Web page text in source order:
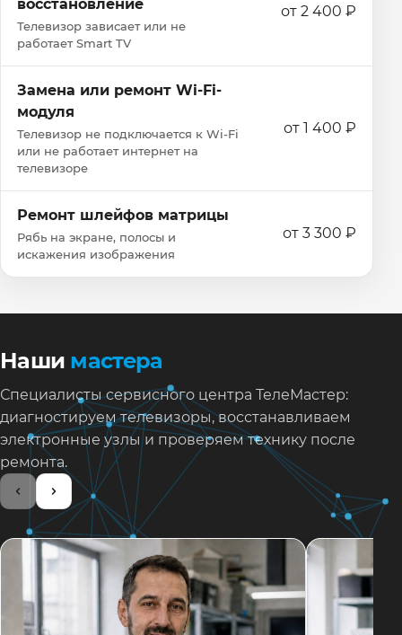
восстановление
Телевизор зависает или не
работает Smart TV
от 2 400 ₽
Замена или ремонт Wi‑Fi-
модуля
Телевизор не подключается к Wi‑Fi
или не работает интернет на
телевизоре
от 1 400 ₽
Ремонт шлейфов матрицы
Рябь на экране, полосы и
искажения изображения
от 3 300 ₽
Наши мастера
Специалисты сервисного центра ТелеМастер:
диагностируем телевизоры, восстанавливаем
электронные узлы и проверяем технику после
ремонта.